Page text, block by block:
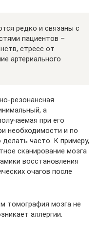
редко и связаны с
пациентов –
стресс от
артериального
резонансная
а
при его
необходимости и по
часто. К примеру,
сканирование мозга
восстановления
очагов после
томография мозга не
аллергии.